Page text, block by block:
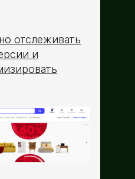
отслеживать
и